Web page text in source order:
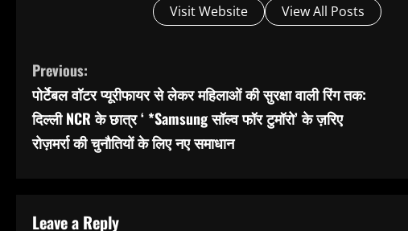
Visit Website View All Posts
C
o
n
i
Previous:
पोर्टेबल वॉटर प्यूरीफायर से लेकर महिलाओं की सुरक्षा वाली रिंग तक:
दिल्ली NCR के छात्र ‘ *Samsung सॉल्व फॉर टुमॉरो’ के ज़रिए
रोज़मर्रा की चुनौतियों के लिए नए समाधान
Leave a Reply